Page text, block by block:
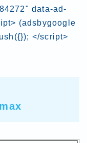
data-ad-
(adsbygoogle
</script>